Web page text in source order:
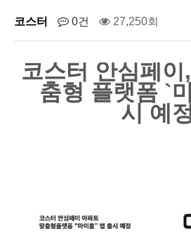
코스터 0건 27,250회
코스터 안심페
춤형 플랫폼 `
시 예